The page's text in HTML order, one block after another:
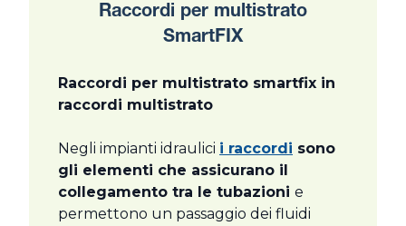
Raccordi per multistrato
SmartFIX
Raccordi per multistrato smartfix in
raccordi multistrato
Negli impianti idraulici i raccordi sono
gli elementi che assicurano il
collegamento tra le tubazioni e
permettono un passaggio dei fluidi